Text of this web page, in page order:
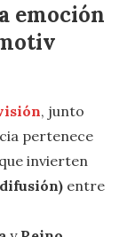
emoción
, junto
pertenece
invierten
entre